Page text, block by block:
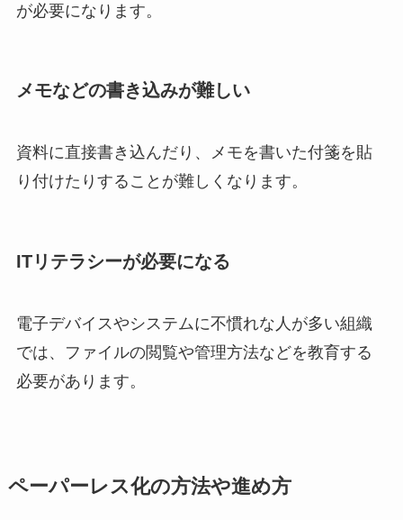
が必要になります。
メモなどの書き込みが難しい
資料に直接書き込んだり、メモを書いた付箋を貼
り付けたりすることが難しくなります。
ITリテラシーが必要になる
電子デバイスやシステムに不慣れな人が多い組織
では、ファイルの閲覧や管理方法などを教育する
必要があります。
ペーパーレス化の方法や進め方